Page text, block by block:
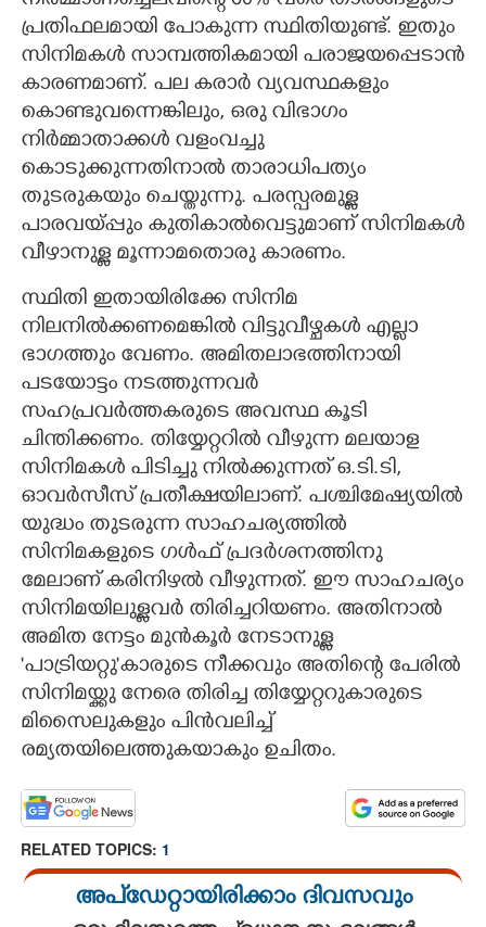
പ്രതിഫലമായി പോകുന്ന സ്ഥിതിയുണ്ട്. ഇതും
സിനിമകൾ സാമ്പത്തികമായി പരാജയപ്പെടാൻ
കാരണമാണ്. പല കരാർ വ്യവസ്ഥകളും
കൊണ്ടുവന്നെങ്കിലും, ഒരു വിഭാഗം
നിർമ്മാതാക്കൾ വളംവച്ചു
കൊടുക്കുന്നതിനാൽ താരാധിപത്യം
തുടരുകയും ചെയ്തുന്നു. പരസ്പരമുള്ള
പാരവയ്പ്പും കുതികാൽവെട്ടുമാണ് സിനിമകൾ
വീഴാനുള്ള മൂന്നാമതൊരു കാരണം.
സ്ഥിതി ഇതായിരിക്കേ സിനിമ
നിലനിൽക്കണമെങ്കിൽ വിട്ടുവീഴ്ചകൾ എല്ലാ
ഭാഗത്തും വേണം. അമിതലാഭത്തിനായി
പടയോട്ടം നടത്തുന്നവർ
സഹപ്രവർത്തകരുടെ അവസ്ഥ കൂടി
ചിന്തിക്കണം. തിയ്യേറ്ററിൽ വീഴുന്ന മലയാള
സിനിമകൾ പിടിച്ചു നിൽക്കുന്നത് ഒ.ടി.ടി,
ഓവർസീസ് പ്രതീക്ഷയിലാണ്. പശ്ചിമേഷ്യയിൽ
യുദ്ധം തുടരുന്ന സാഹചര്യത്തിൽ
സിനിമകളുടെ ഗൾഫ് പ്രദർശനത്തിനു
മേലാണ് കരിനിഴൽ വീഴുന്നത്. ഈ സാഹചര്യം
സിനിമയിലുള്ളവർ തിരിച്ചറിയണം. അതിനാൽ
അമിത നേട്ടം മുൻകൂർ നേടാനുള്ള
'പാട്രിയറ്റു"കാരുടെ നീക്കവും അതിന്റെ പേരിൽ
സിനിമയ്ക്കു നേരെ തിരിച്ച തിയ്യേറ്ററുകാരുടെ
മിസൈലുകളും പിൻവലിച്ച്
രമ്യതയിലെത്തുകയാകും ഉചിതം.
RELATED TOPICS: 1
അപ്ഡേറ്റായിരിക്കാം ദിവസവും